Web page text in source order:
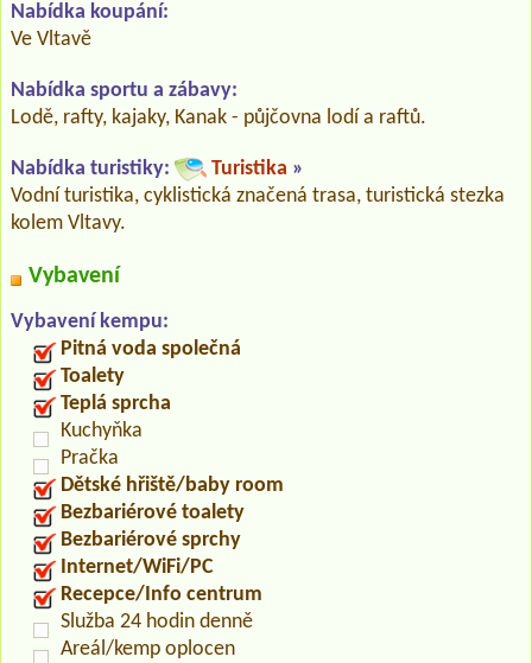
Nabídka koupání:
Ve Vltavě
Nabídka sportu a zábavy:
Lodě, rafty, kajaky, Kanak - půjčovna lodí a raftů.
Nabídka turistiky: Turistika »
Vodní turistika, cyklistická značená trasa, turistická stezka
kolem Vltavy.
Vybavení
Vybavení kempu:
Pitná voda společná
Toalety
Teplá sprcha
Kuchyňka
Pračka
Dětské hřiště/baby room
Bezbariérové toalety
Bezbariérové sprchy
Internet/WiFi/PC
Recepce/Info centrum
Služba 24 hodin denně
Areál/kemp oplocen